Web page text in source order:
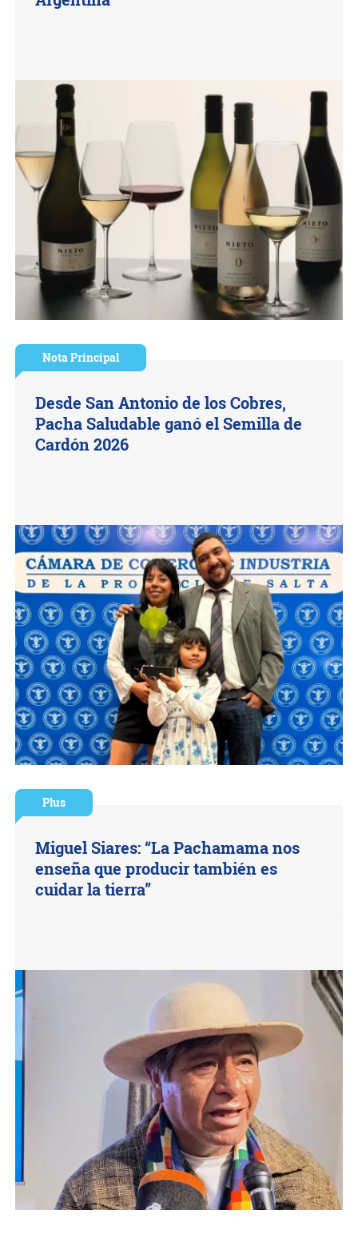
Nota Principal
Desde San Antonio de los Cobres,
Pacha Saludable ganó el Semilla de
Cardón 2026
Plus
Miguel Siares: “La Pachamama nos
enseña que producir también es
cuidar la tierra”